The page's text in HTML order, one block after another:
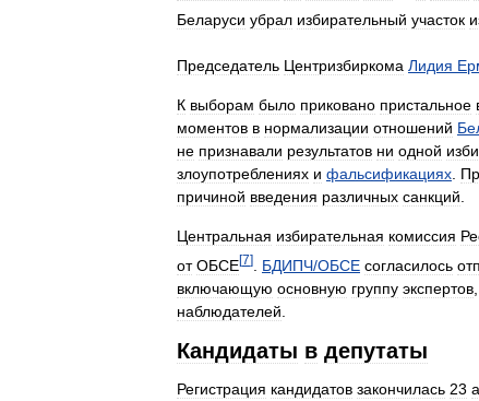
Беларуси убрал избирательный участок
Председатель Центризбиркома Лидия
К выборам было приковано пристальное
моментов в нормализации отношений
не признавали результатов ни одной
злоупотреблениях и фальсификациях
причиной введения различных санкций
Центральная избирательная комиссия
от ОБСЕ[7] БДИПЧ/ОБСЕ согласилось
включающую основную группу экспертов
наблюдателей
Кандидаты в депутаты
Регистрация кандидатов закончилась 23